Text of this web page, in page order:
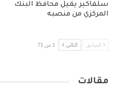
سلفاكير يقيل محافظ البنك
المركزي من منصبه
السابق التالي 1 من 71
مقالات